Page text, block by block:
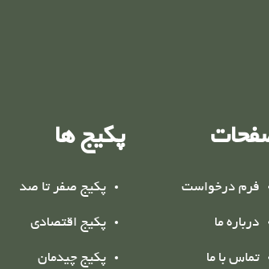
فرم درخواست
درباره ما
تماس با ما
پکیج ها
پکیج صفر تا صد
پکیج اقتصادی
پکیج چیدمان